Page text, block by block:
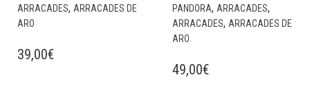
ARRACADES, ARRACADES DE
ARO
39,00€
PANDORA, ARRACADES,
ARRACADES, ARRACADES DE
ARO
49,00€